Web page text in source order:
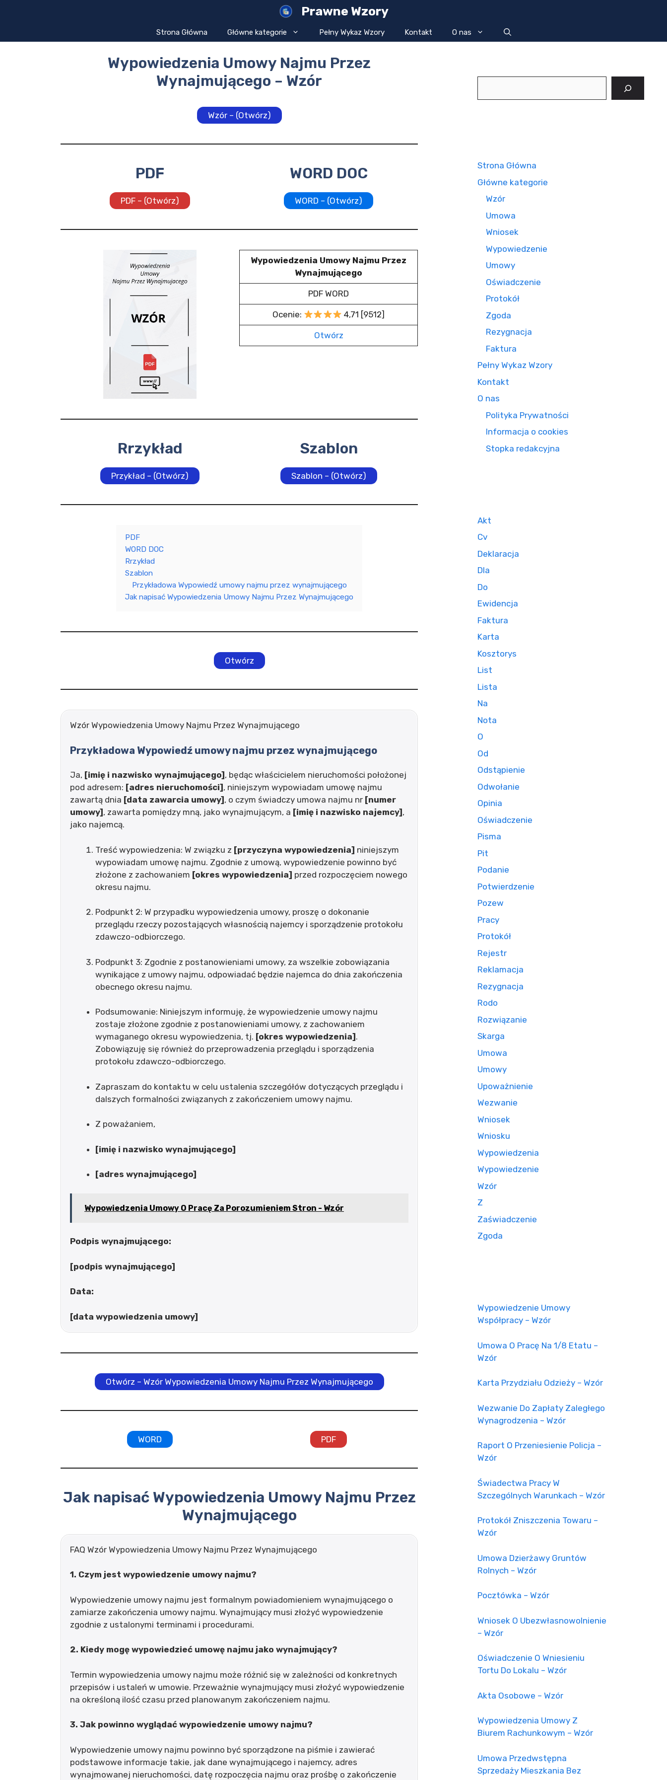
Prawne Wzory
Strona Główna Główne kategorie Pełny Wykaz Wzory Kontakt O nas
Wypowiedzenia Umowy Najmu Przez
Wynajmującego – Wzór
Wzór – (Otwórz)
PDF
PDF – (Otwórz)
WORD DOC
WORD – (Otwórz)
Wypowiedzenia Umowy Najmu Przez
Wynajmującego
PDF WORD
Ocenie: 4,71 [9512]
Otwórz
Rrzykład
Przykład – (Otwórz)
Szablon
Szablon – (Otwórz)
PDF
WORD DOC
Rrzykład
Szablon
Przykładowa Wypowiedź umowy najmu przez wynajmującego
Jak napisać Wypowiedzenia Umowy Najmu Przez Wynajmującego
Otwórz
Wzór Wypowiedzenia Umowy Najmu Przez Wynajmującego
Przykładowa Wypowiedź umowy najmu przez wynajmującego
Ja, [imię i nazwisko wynajmującego] , będąc właścicielem nieruchomości położonej
pod adresem: [adres nieruchomości] , niniejszym wypowiadam umowę najmu
zawartą dnia [data zawarcia umowy] , o czym świadczy umowa najmu nr [numer
umowy] , zawarta pomiędzy mną, jako wynajmującym, a [imię i nazwisko najemcy] ,
jako najemcą.
Treść wypowiedzenia: W związku z [przyczyna wypowiedzenia] niniejszym
wypowiadam umowę najmu. Zgodnie z umową, wypowiedzenie powinno być
złożone z zachowaniem [okres wypowiedzenia] przed rozpoczęciem nowego
okresu najmu.
Podpunkt 2: W przypadku wypowiedzenia umowy, proszę o dokonanie
przeglądu rzeczy pozostających własnością najemcy i sporządzenie protokołu
zdawczo-odbiorczego.
Podpunkt 3: Zgodnie z postanowieniami umowy, za wszelkie zobowiązania
wynikające z umowy najmu, odpowiadać będzie najemca do dnia zakończenia
obecnego okresu najmu.
Podsumowanie: Niniejszym informuję, że wypowiedzenie umowy najmu
zostaje złożone zgodnie z postanowieniami umowy, z zachowaniem
wymaganego okresu wypowiedzenia, tj. [okres wypowiedzenia] .
Zobowiązuję się również do przeprowadzenia przeglądu i sporządzenia
protokołu zdawczo-odbiorczego.
Zapraszam do kontaktu w celu ustalenia szczegółów dotyczących przeglądu i
dalszych formalności związanych z zakończeniem umowy najmu.
Z poważaniem,
[imię i nazwisko wynajmującego]
[adres wynajmującego]
Wypowiedzenia Umowy O Pracę Za Porozumieniem Stron - Wzór
Podpis wynajmującego:
[podpis wynajmującego]
Data:
[data wypowiedzenia umowy]
Otwórz – Wzór Wypowiedzenia Umowy Najmu Przez Wynajmującego
WORD PDF
Jak napisać Wypowiedzenia Umowy Najmu Przez
Wynajmującego
FAQ Wzór Wypowiedzenia Umowy Najmu Przez Wynajmującego
1. Czym jest wypowiedzenie umowy najmu?
Wypowiedzenie umowy najmu jest formalnym powiadomieniem wynajmującego o
zamiarze zakończenia umowy najmu. Wynajmujący musi złożyć wypowiedzenie
zgodnie z ustalonymi terminami i procedurami.
2. Kiedy mogę wypowiedzieć umowę najmu jako wynajmujący?
Termin wypowiedzenia umowy najmu może różnić się w zależności od konkretnych
przepisów i ustaleń w umowie. Przeważnie wynajmujący musi złożyć wypowiedzenie
na określoną ilość czasu przed planowanym zakończeniem najmu.
3. Jak powinno wyglądać wypowiedzenie umowy najmu?
Wypowiedzenie umowy najmu powinno być sporządzone na piśmie i zawierać
podstawowe informacje takie, jak dane wynajmującego i najemcy, adres
wynajmowanej nieruchomości, datę rozpoczęcia najmu oraz prośbę o zakończenie
Strona Główna
Główne kategorie
Wzór
Umowa
Wniosek
Wypowiedzenie
Umowy
Oświadczenie
Protokół
Zgoda
Rezygnacja
Faktura
Pełny Wykaz Wzory
Kontakt
O nas
Polityka Prywatności
Informacja o cookies
Stopka redakcyjna
Akt
Cv
Deklaracja
Dla
Do
Ewidencja
Faktura
Karta
Kosztorys
List
Lista
Na
Nota
O
Od
Odstąpienie
Odwołanie
Opinia
Oświadczenie
Pisma
Pit
Podanie
Potwierdzenie
Pozew
Pracy
Protokół
Rejestr
Reklamacja
Rezygnacja
Rodo
Rozwiązanie
Skarga
Umowa
Umowy
Upoważnienie
Wezwanie
Wniosek
Wniosku
Wypowiedzenia
Wypowiedzenie
Wzór
Z
Zaświadczenie
Zgoda
Wypowiedzenie Umowy
Współpracy – Wzór
Umowa O Pracę Na 1/8 Etatu –
Wzór
Karta Przydziału Odzieży – Wzór
Wezwanie Do Zapłaty Zaległego
Wynagrodzenia – Wzór
Raport O Przeniesienie Policja –
Wzór
Świadectwa Pracy W
Szczególnych Warunkach – Wzór
Protokół Zniszczenia Towaru –
Wzór
Umowa Dzierżawy Gruntów
Rolnych – Wzór
Pocztówka – Wzór
Wniosek O Ubezwłasnowolnienie
– Wzór
Oświadczenie O Wniesieniu
Tortu Do Lokalu – Wzór
Akta Osobowe – Wzór
Wypowiedzenia Umowy Z
Biurem Rachunkowym – Wzór
Umowa Przedwstępna
Sprzedaży Mieszkania Bez